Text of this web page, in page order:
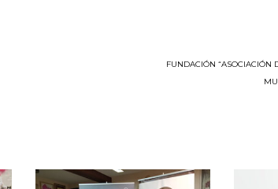
FUNDACIÓN “ASOCIACIÓN